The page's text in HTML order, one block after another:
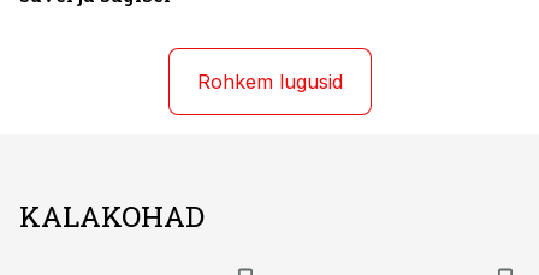
Rohkem lugusid
KALAKOHAD